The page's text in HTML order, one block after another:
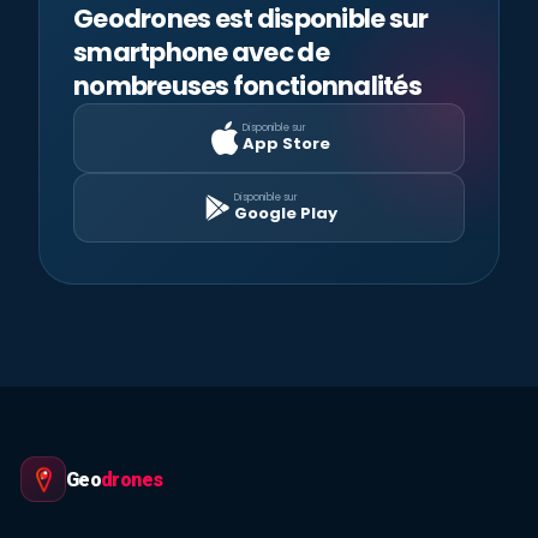
Geodrones est disponible sur
smartphone avec de
nombreuses fonctionnalités
Disponible sur
App Store
Disponible sur
Google Play
Geodrones